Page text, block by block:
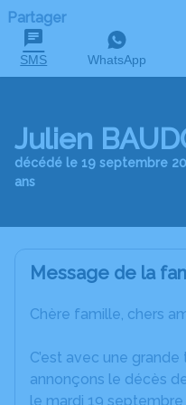
Partager
SMS WhatsApp
Julien
décédé le 19 septembre
ans
Message de la
Chère famille, chers
C’est avec une
annonçons le décès
le mardi 19